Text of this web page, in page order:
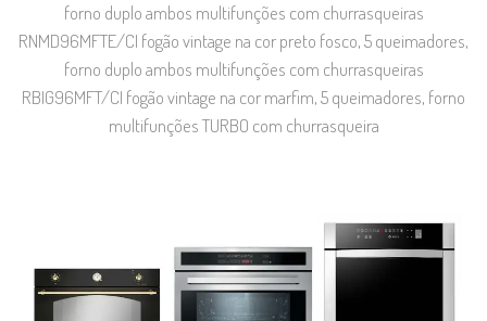
forno duplo ambos multifunções com churrasqueiras
RNMD96MFTE/CI fogão vintage na cor preto fosco, 5 queimadores,
forno duplo ambos multifunções com churrasqueiras
RBIG96MFT/CI fogão vintage na cor marfim, 5 queimadores, forno
multifunções TURBO com churrasqueira